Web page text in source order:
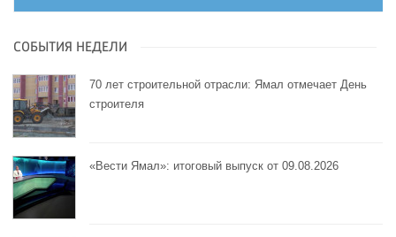
СОБЫТИЯ НЕДЕЛИ
70 лет строительной отрасли: Ямал отмечает День
строителя
«Вести Ямал»: итоговый выпуск от 09.08.2026